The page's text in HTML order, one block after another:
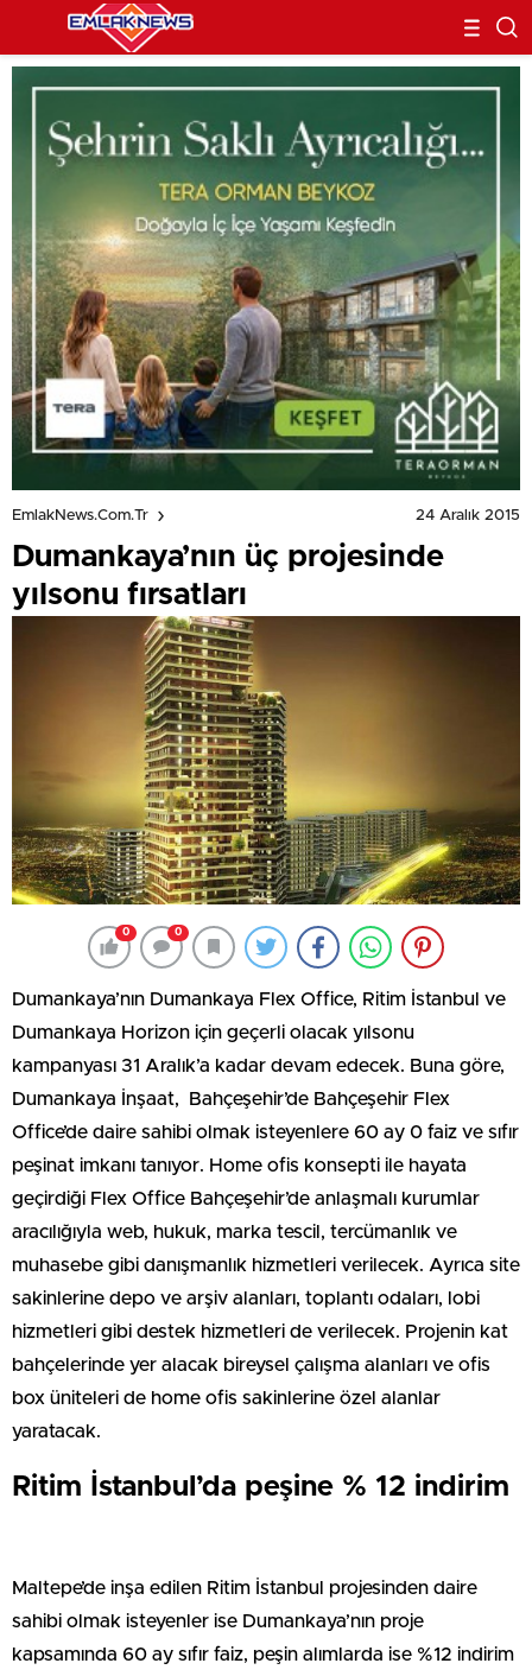
EmlakNews.com.tr 24 Aralık 2015
Dumankaya’nın üç projesinde
yılsonu fırsatları
0 0
Dumankaya’nın Dumankaya Flex Office, Ritim İstanbul ve
Dumankaya Horizon için geçerli olacak yılsonu
kampanyası 31 Aralık’a kadar devam edecek. Buna göre,
Dumankaya İnşaat, Bahçeşehir’de Bahçeşehir Flex
Office’de daire sahibi olmak isteyenlere 60 ay 0 faiz ve sıfır
peşinat imkanı tanıyor. Home ofis konsepti ile hayata
geçirdiği Flex Office Bahçeşehir’de anlaşmalı kurumlar
aracılığıyla web, hukuk, marka tescil, tercümanlık ve
muhasebe gibi danışmanlık hizmetleri verilecek. Ayrıca site
sakinlerine depo ve arşiv alanları, toplantı odaları, lobi
hizmetleri gibi destek hizmetleri de verilecek. Projenin kat
bahçelerinde yer alacak bireysel çalışma alanları ve ofis
box üniteleri de home ofis sakinlerine özel alanlar
yaratacak.
Ritim İstanbul’da peşine % 12 indirim
Maltepe’de inşa edilen Ritim İstanbul projesinden daire
sahibi olmak isteyenler ise Dumankaya’nın proje
kapsamında 60 ay sıfır faiz, peşin alımlarda ise %12 indirim